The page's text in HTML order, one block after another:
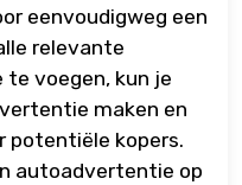
eenvoudigweg een
relevante
voegen, kun je
maken en
potentiële kopers.
autoadvertentie op